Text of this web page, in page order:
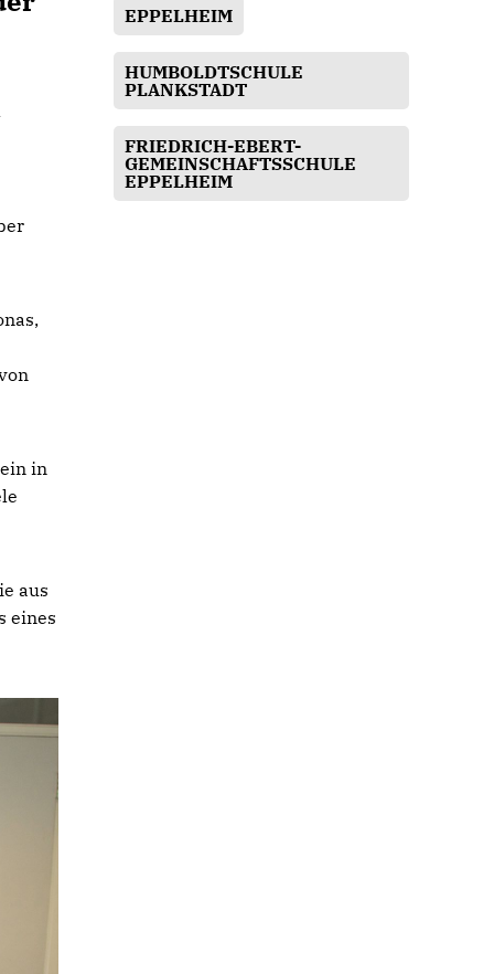
in
aus
eines
EPPELHEIM
HUMBOLDTSCHULE
PLANKSTADT
FRIEDRICH-EBERT-
GEMEINSCHAFTSSCHULE
EPPELHEIM